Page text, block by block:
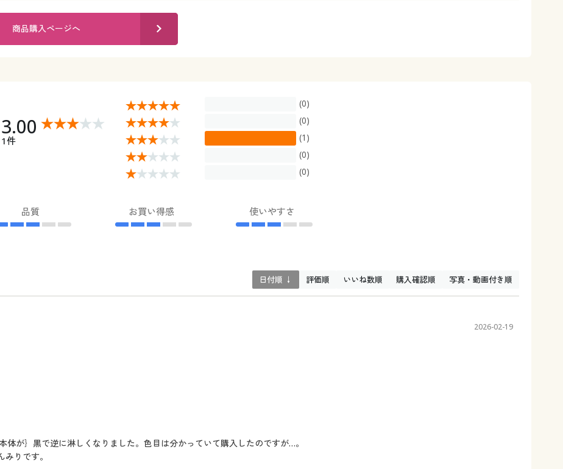
商品購入ページへ
3.00
1件
(0)
(0)
(1)
(0)
(0)
品質 お買い得感 使いやすさ
日付順 ↓ 評価順 いいね数順 購入確認順 写真・動画付き順
2026-02-19
が｝黒で逆に淋しくなりました。色目は分かっていて購入したのですが…。
りです。